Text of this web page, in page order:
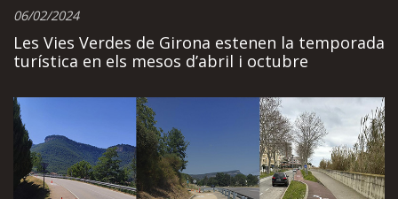
06/02/2024
Les Vies Verdes de Girona estenen la temporada
turística en els mesos d’abril i octubre